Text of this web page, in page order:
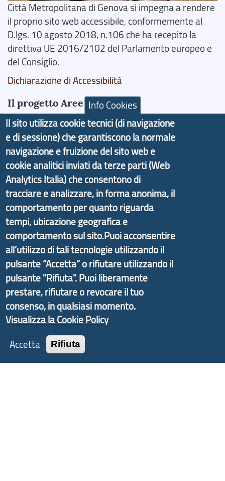
Città Metropolitana di Genova si impegna a rendere
il proprio sito web accessibile, conformemente al
D.lgs. 10 agosto 2018, n.106 che ha recepito la
direttiva UE 2016/2102 del Parlamento europeo e
del Consiglio.
Dichiarazione di Accessibilità
Il progetto Aree Interne
Il portale di marketing territoriale e sviluppo locale
di Genova Città Metropolitana si è sviluppato a
partire dal progetto nazionale Aree Interne
promosso dal Dipartimento per lo Sviluppo
Economico e finalizzato al rilancio socio-economico
delle valli dell’entroterra. In particolare fornisce
informazioni ed aggiornamenti sullaStrategia
d'Area Antola-Tigullio, in collaborazione con Regione
Liguria ed ANCI Liguria.
Copyright © 2017 Città metropolitana di Genova |
CF: 80007350103
Tecnologie e Accessibilità
Info Cookies
Il sito utilizza cookie tecnici (di navigazione
e di sessione) che garantiscono la normale
navigazione e fruizione del sito web e
cookie analitici inviati da terze parti (Web
Analytics Italia) che consentono di
tracciare e analizzare, in forma anonima, il
comportamento per quanto riguarda
tempi, ubicazione geografica e
comportamento sul sito.Puoi acconsentire
all’utilizzo di tali tecnologie utilizzando il
pulsante “Accetta” o rifiutare utilizzando il
pulsante "Rifiuta". Puoi liberamente
prestare, rifiutare o revocare il tuo
consenso, in qualsiasi momento.
Visualizza la Cookie Policy
Accetta
Rifiuta